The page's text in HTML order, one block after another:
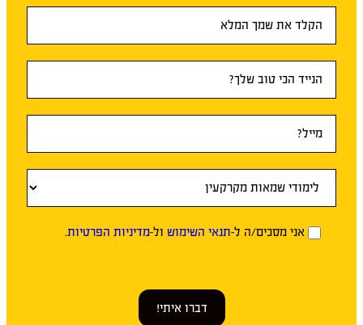
ראשי
אני מסכים/ה ל-תנאי השימוש ול-מדיניות הפרטיות.
דברו איתי!